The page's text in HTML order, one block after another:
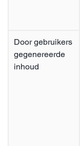
Door gebruikers
gegenereerde
inhoud